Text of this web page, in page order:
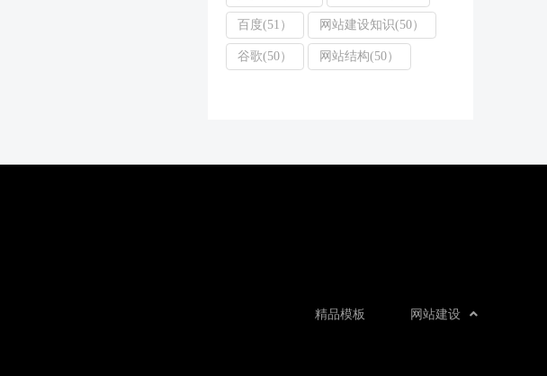
百度(51） 网站建设知识(50）
谷歌(50） 网站结构(50）
网站建设
精品模板